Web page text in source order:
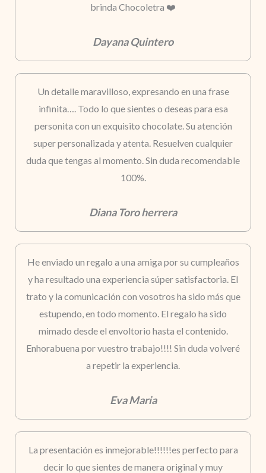
brinda Chocoletra ❤️
Dayana Quintero
Un detalle maravilloso, expresando en una frase
infinita…. Todo lo que sientes o deseas para esa
personita con un exquisito chocolate. Su atención
super personalizada y atenta. Resuelven cualquier
duda que tengas al momento. Sin duda recomendable
100%.
Diana Toro herrera
He enviado un regalo a una amiga por su cumpleaños
y ha resultado una experiencia súper satisfactoria. El
trato y la comunicación con vosotros ha sido más que
estupendo, en todo momento. El regalo ha sido
mimado desde el envoltorio hasta el contenido.
Enhorabuena por vuestro trabajo!!!! Sin duda volveré
a repetir la experiencia.
Eva Maria
La presentación es inmejorable!!!!!!es perfecto para
decir lo que sientes de manera original y muy